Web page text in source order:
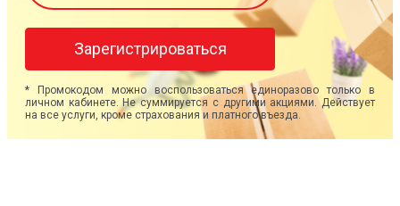
Зарегистрироваться
* Промокодом можно воспользоваться единоразово только в
личном кабинете. Не суммируется с другими акциями. Действует
на все услуги, кроме страхования и платного въезда.